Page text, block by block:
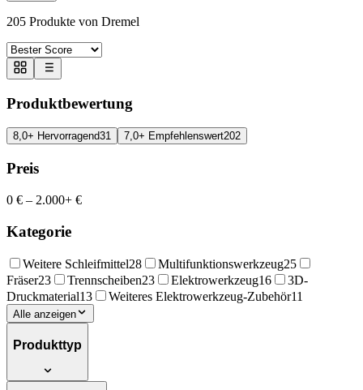
205 Produkte von Dremel
Produktbewertung
8,0+ Hervorragend31 7,0+ Empfehlenswert202
Preis
0 € – 2.000+ €
Kategorie
Weitere Schleifmittel28 Multifunktionswerkzeug25
Fräser23 Trennscheiben23 Elektrowerkzeug16
3D-
Druckmaterial13 Weiteres Elektrowerkzeug-Zubehör11
Alle anzeigen
Produkttyp